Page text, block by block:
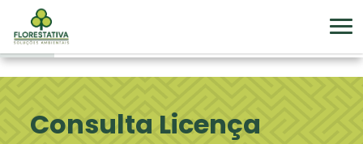
Consulta Licença